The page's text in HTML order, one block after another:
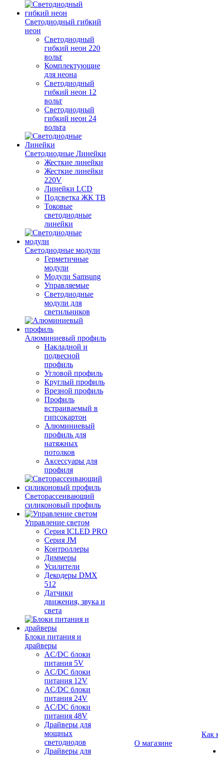
Светодиодный гибкий
неон
Светодиодный
гибкий неон 220
вольт
Комплектующие
для неона
Светодиодный
гибкий неон 12
вольт
Светодиодный
гибкий неон 24
вольта
Светодиодные Линейки
Жесткие линейки
Жесткие линейки
220V
Линейки LCD
Подсветка ЖК ТВ
Токовые
светодиодные
линейки
Светодиодные модули
Герметичные
модули
Модули Samsung
Управляемые
Светодиодные
модули для
светильников
Алюминиевый профиль
Накладной и
подвесной
профиль
Угловой профиль
Круглый профиль
Врезной профиль
Профиль
встраиваемый в
гипсокартон
Алюминиевый
профиль для
натяжных
потолков
Аксессуары для
профиля
Светорассеивающий
силиконовый профиль
Управление светом
Серия ICLED PRO
Серия JM
Контроллеры
Диммеры
Усилители
Декодеры DMX
512
Датчики
движения, звука и
света
Блоки питания и
драйверы
AC/DC блоки
питания 5V
AC/DC блоки
питания 12V
AC/DC блоки
питания 24V
AC/DC блоки
питания 48V
Драйверы для
мощных
светодиодов
Драйверы для
О магазине
Как